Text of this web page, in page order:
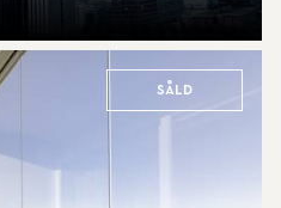
Såld